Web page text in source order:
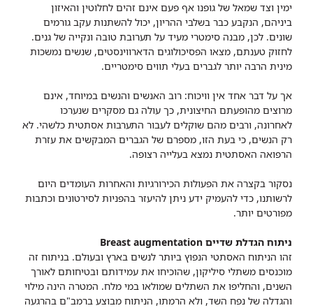
ימין וצד שמאל של גופנו אף פעם אינם זהים לחלוטין והאיזון
ביניהם, הנקבע כבר בשלבי ההריון, יכול להשתנות עקב גורמים
שונים. לכן, מבנה סימטרי מעיד על תערובת טובה ונקייה של גנים.
לחזוק טענתם, מצאו הפסיכולוגים הדארווינסטים, שנשים נמשכות
מינית הרבה יותר לגברים בעלי תווים סימטריים.
אך על דבר אחד אין וויכוח: רוב האנשים והנשים במיוחד, אינם
מרוצים מהופעתם החיצונית, כך עולה גם מסקרים שנערכו
לאחרונה, ורבים מהם שוקלים לעבור התערבות אסתטית כלשהי. לא
רק הנשים, כי בעת הזו, מספרם של הגברים המבקשים את עזרת
הרפואה האסתטית נמצא בעלייה רצופה.
נסקור בקצרה את הפעולות הכירורגיות והאחרות העומדים היום
לרשותנו, כדי להעמיק ידע ניתן להיעזר בהפניות לסירטונים וכתבות
מפורטים יותר.
ניתוח הגדלת שדיים Breast augmentation
זהו הניתוח האסתטי הנפוץ ביותר לנשים בארץ ובעולם. בניתוח זה
מוכנסים משתלי סיליקון, שהוכיחו את עמידותם ובטיחותם לאורך
השנים, והחליפו את השתלים שמולאו במי מלח. המטרה הינה מילוי
והגדלה של נפח השד, ולא הרמתו, הניתוח מבוצע ברמב"ם בהרגעה